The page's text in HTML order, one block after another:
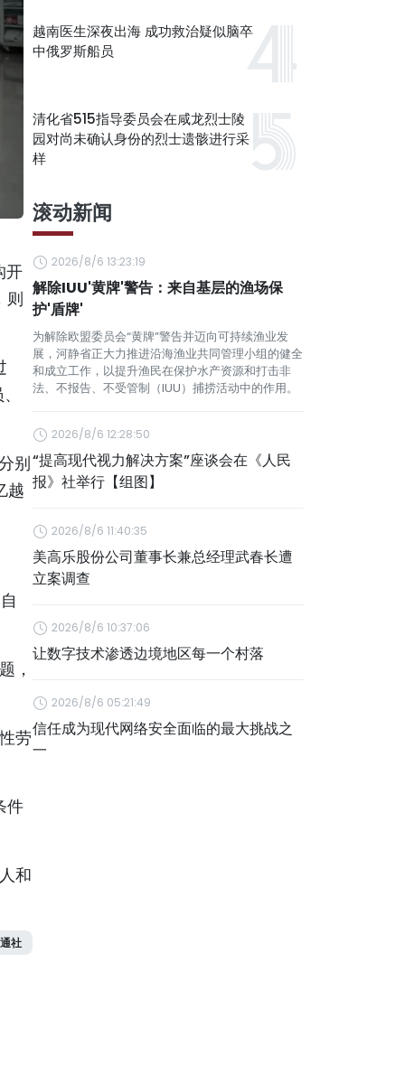
开
则
别
越
，
劳
件
和
社
越南医生深夜出海 成功救治疑似脑卒
中俄罗斯船员
清化省515指导委员会在咸龙烈士陵
园对尚未确认身份的烈士遗骸进行采
样
滚动新闻
2026/8/6 13:23:19
解除IUU'黄牌'警告：来自基层的渔场保
护'盾牌'
为解除欧盟委员会“黄牌”警告并迈向可持续渔业发
展，河静省正大力推进沿海渔业共同管理小组的健全
和成立工作，以提升渔民在保护水产资源和打击非
法、不报告、不受管制（IUU）捕捞活动中的作用。
2026/8/6 12:28:50
“提高现代视力解决方案”座谈会在《人民
报》社举行【组图】
2026/8/6 11:40:35
美高乐股份公司董事长兼总经理武春长遭
立案调查
2026/8/6 10:37:06
让数字技术渗透边境地区每一个村落
2026/8/6 05:21:49
信任成为现代网络安全面临的最大挑战之
一